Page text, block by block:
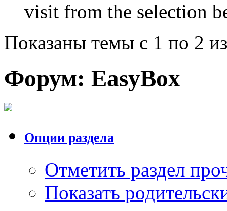
visit from the selection
Показаны темы с 1 по 2
Форум: EasyBox
Опции раздела
Отметить раздел
Показать